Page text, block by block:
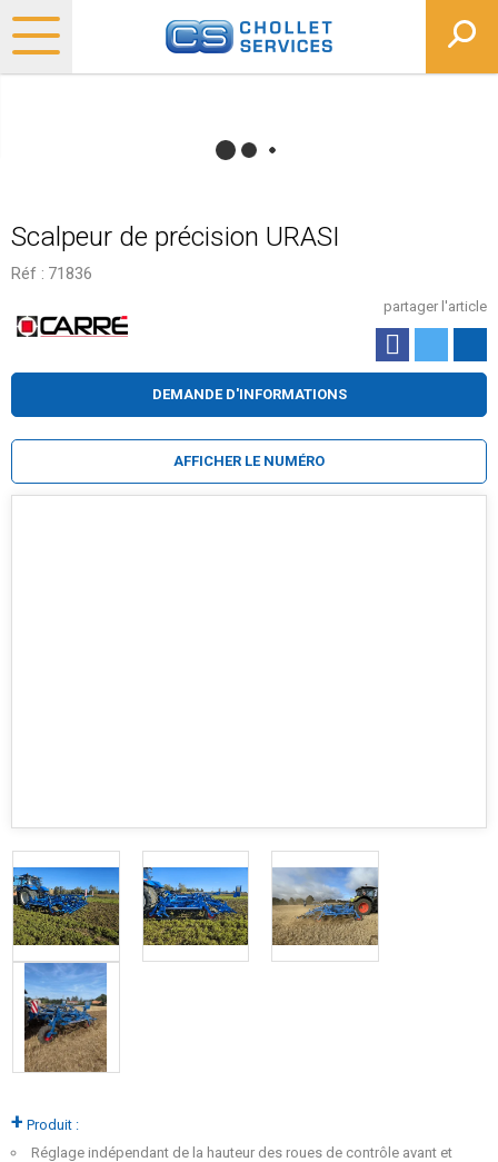
Scalpeur de précision URASI
Réf : 71836
+ Produit :
Réglage indépendant de la hauteur des roues de contrôle avant et
partager l'article
DEMANDE D'INFORMATIONS
AFFICHER LE NUMÉRO